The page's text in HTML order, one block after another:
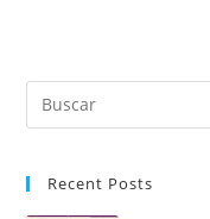
Recent Posts